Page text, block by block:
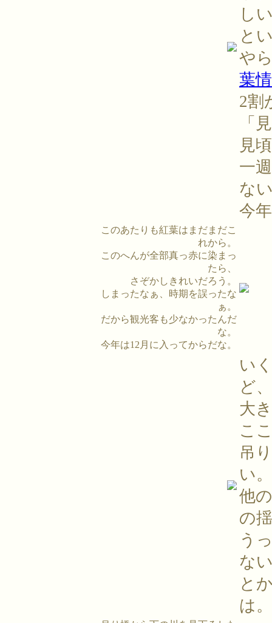
し
と
や
葉
2割
「
見
一
な
今
このあたりも紅葉はまだまだこ
れから。
このへんが全部真っ赤に染まっ
たら、
さぞかしきれいだろう。
しまったなぁ、時期を誤ったな
ぁ。
だから観光客も少なかったんだ
な。
今年は12月に入ってからだな。
い
ど、
大
こ
吊
い。
他
の
う
な
と
は。